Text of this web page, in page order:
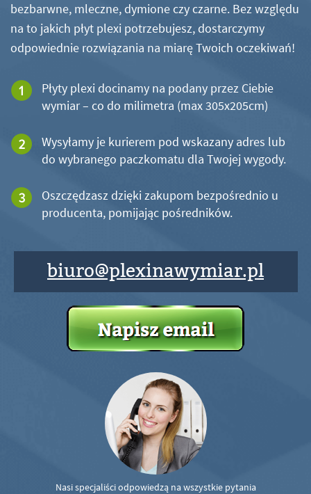
bezbarwne, mleczne, dymione czy czarne. Bez względu
na to jakich płyt plexi potrzebujesz, dostarczymy
odpowiednie rozwiązania na miarę Twoich oczekiwań!
Płyty plexi docinamy na podany przez Ciebie
wymiar – co do milimetra (max 305x205cm)
Wysyłamy je kurierem pod wskazany adres lub
do wybranego paczkomatu dla Twojej wygody.
Oszczędzasz dzięki zakupom bezpośrednio u
producenta, pomijając pośredników.
biuro@plexinawymiar.pl
Nasi specjaliści odpowiedzą na wszystkie pytania